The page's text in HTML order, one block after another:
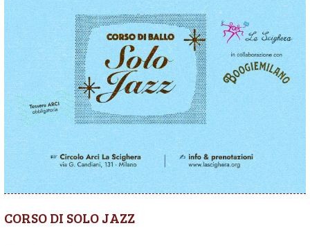
CORSO DI SOLO JAZZ